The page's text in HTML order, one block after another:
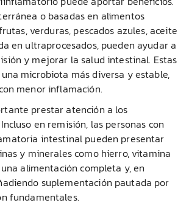
o basadas en alimentos
verduras, pescados azules, aceite
en ultraprocesados, pueden ayudar a
y mejorar la salud intestinal. Estas
microbiota más diversa y estable,
menor inflamación.
prestar atención a los
en remisión, las personas con
intestinal pueden presentar
y minerales como hierro, vitamina
una alimentación completa y, en
suplementación pautada por
fundamentales.